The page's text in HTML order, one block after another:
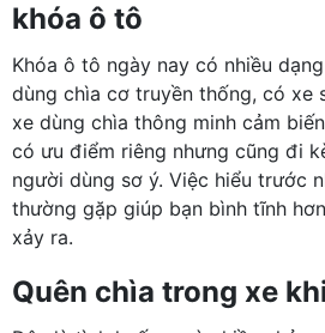
khóa ô tô
Khóa ô tô ngày nay có nhiều
dùng chìa cơ truyền thống, có xe
xe dùng chìa thông minh cảm
có ưu điểm riêng nhưng cũng đi
người dùng sơ ý. Việc hiểu trước
thường gặp giúp bạn bình tĩnh
xảy ra.
Quên chìa trong xe